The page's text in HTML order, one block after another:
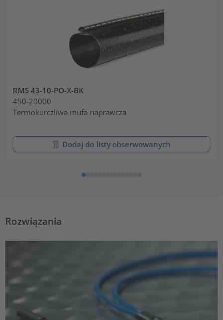
RMS 43-10-PO-X-BK
450-20000
Termokurczliwa mufa naprawcza
Dodaj do listy obserwowanych
Rozwiązania